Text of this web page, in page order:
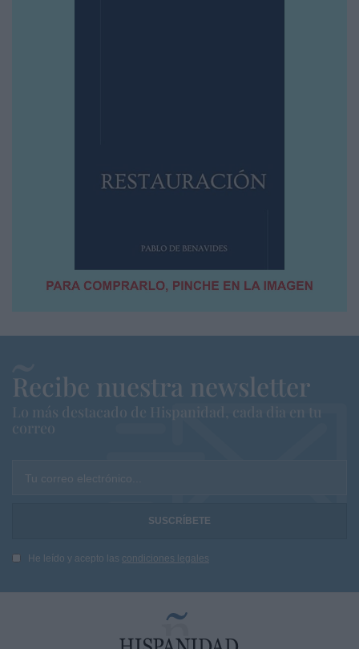
Recibe nuestra newsletter
Lo más destacado de Hispanidad, cada dia en tu
correo
Tu correo electrónico...
He leído y acepto las condiciones legales